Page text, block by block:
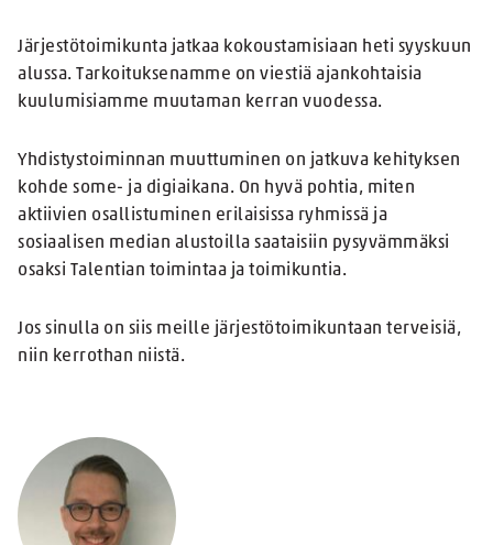
Järjestötoimikunta jatkaa kokoustamisiaan heti syyskuun
alussa. Tarkoituksenamme on viestiä ajankohtaisia
kuulumisiamme muutaman kerran vuodessa.
Yhdistystoiminnan muuttuminen on jatkuva kehityksen
kohde some- ja digiaikana. On hyvä pohtia, miten
aktiivien osallistuminen erilaisissa ryhmissä ja
sosiaalisen median alustoilla saataisiin pysyvämmäksi
osaksi Talentian toimintaa ja toimikuntia.
Jos sinulla on siis meille järjestötoimikuntaan terveisiä,
niin kerrothan niistä.